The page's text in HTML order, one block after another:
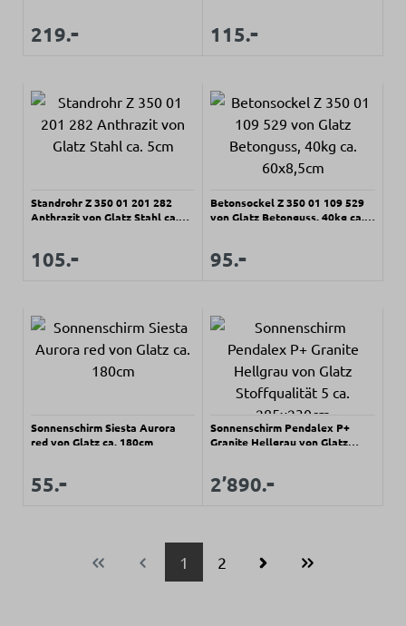
Regulärer Preis:
Verkaufspreis:
219.- Verkaufspreis:
115.-
Standrohr Z 350 01 201 282
Anthrazit von Glatz Stahl ca.
Regulärer Preis:
Verkaufspreis:
105.-
Betonsockel Z 350 01 109 529
von Glatz Betonguss, 40kg ca.
Verkaufspreis:
95.-
Sonnenschirm Siesta Aurora
red von Glatz ca. 180cm
Regulärer Preis:
Verkaufspreis:
55.-
Sonnenschirm Pendalex P+
Granite Hellgrau von Glatz
Verkaufspreis:
2’890.-
Seite
1 Seite
2